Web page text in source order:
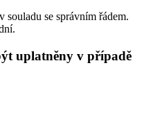
souladu se správním řádem.
uplatněny v případě